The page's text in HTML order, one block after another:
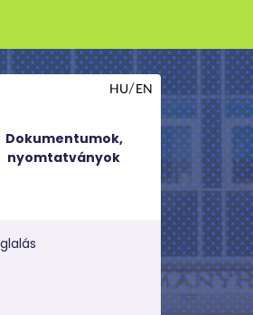
Dokumentumok,
nyomtatványok
HU EN